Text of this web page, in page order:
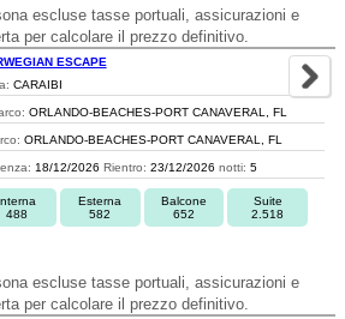
escluse tasse portuali, assicurazioni e
per calcolare il prezzo definitivo.
ESCAPE
CARAIBI
ORLANDO-BEACHES-PORT CANAVERAL, FL
ORLANDO-BEACHES-PORT CANAVERAL, FL
18/12/2026 Rientro: 23/12/2026 notti: 5
488
Esterna
582
Balcone
652
Suite
2.518
escluse tasse portuali, assicurazioni e
per calcolare il prezzo definitivo.